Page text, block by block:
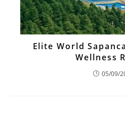
Elite World
Wellness
05/09/